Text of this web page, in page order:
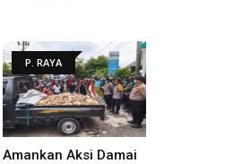
P. RAYA
Amankan Aksi Damai